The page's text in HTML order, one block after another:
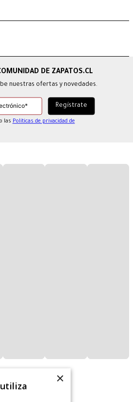
nuestras ofertas y novedades.
las Políticas de privacidad de
×